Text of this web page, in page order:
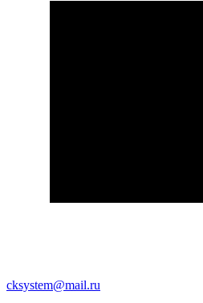
cksystem@mail.ru